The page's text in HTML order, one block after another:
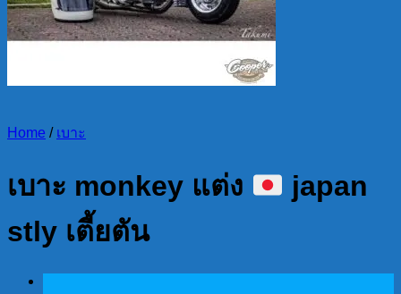
Home / เบาะ
เบาะ monkey แต่ง
japan
stly เตี้ยตัน